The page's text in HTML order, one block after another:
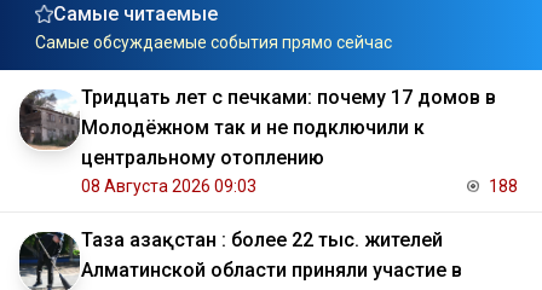
Самые читаемые
Самые обсуждаемые события прямо сейчас
Тридцать лет с печками: почему 17 домов в
Молодёжном так и не подключили к
центральному отоплению
08 Августа 2026 09:03 188
Таза Қазақстан : более 22 тыс. жителей
Алматинской области приняли участие в